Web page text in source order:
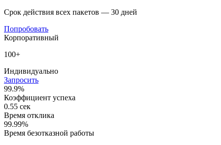
Срок действия всех пакетов — 30 дней
Попробовать
Корпоративный
100+
Индивидуально
Запросить
99.9%
Коэффициент успеха
0.55 сек
Время отклика
99.99%
Время безотказной работы